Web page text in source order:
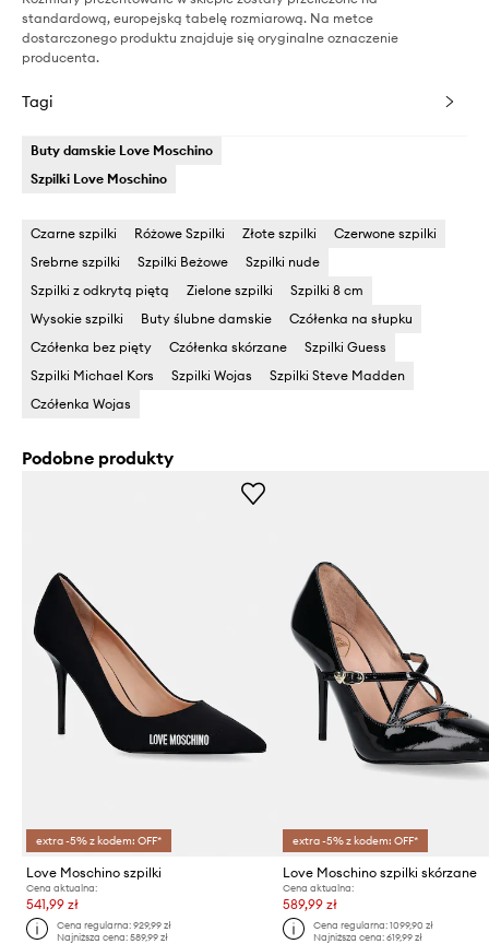
standardową, europejską tabelę rozmiarową. Na metce
dostarczonego produktu znajduje się oryginalne oznaczenie
producenta.
Tagi
Buty damskie Love Moschino
Szpilki Love Moschino
Czarne szpilki Różowe Szpilki Złote szpilki
Czerwone szpilki
Srebrne szpilki
Szpilki Beżowe
Szpilki nude
Szpilki z odkrytą piętą
Zielone szpilki
Szpilki 8 cm
Wysokie szpilki
Buty ślubne damskie
Czółenka na słupku
Czółenka bez pięty
Czółenka skórzane
Szpilki Guess
Szpilki Michael Kors
Szpilki Wojas
Szpilki Steve Madden
Czółenka Wojas
Podobne produkty
extra -5% z kodem: OFF*
Love Moschino szpilki
Cena aktualna:
541,99 zł
Cena regularna:929,99 zł
Najniższa cena:589,99 zł
extra -5% z kodem: OFF*
Love Moschino szpilki skórzane
Cena aktualna:
589,99 zł
Cena regularna: 1099,90 zł
Najniższa cena: 619,99 zł